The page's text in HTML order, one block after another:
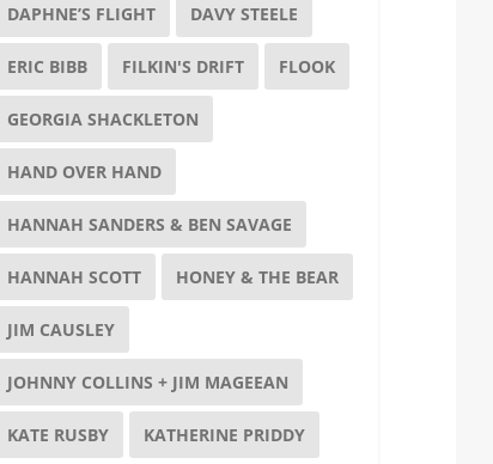
DAPHNE’S FLIGHT DAVY STEELE
ERIC BIBB FILKIN'S DRIFT FLOOK
GEORGIA SHACKLETON
HAND OVER HAND
HANNAH SANDERS & BEN SAVAGE
HANNAH SCOTT HONEY & THE BEAR
JIM CAUSLEY
JOHNNY COLLINS + JIM MAGEEAN
KATE RUSBY KATHERINE PRIDDY